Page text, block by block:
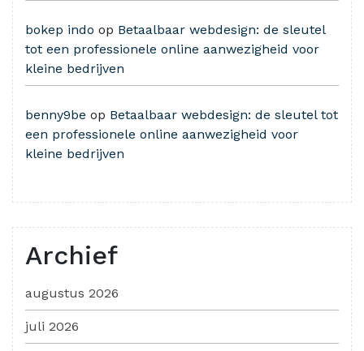
bokep indo op Betaalbaar webdesign: de sleutel
tot een professionele online aanwezigheid voor
kleine bedrijven
benny9be op Betaalbaar webdesign: de sleutel tot
een professionele online aanwezigheid voor
kleine bedrijven
Archief
augustus 2026
juli 2026